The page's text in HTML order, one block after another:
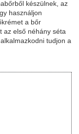
készülnek, az
használjon
a bőr
az első néhány séta
tudjon a